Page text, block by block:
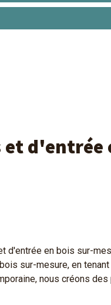
d'entrée
en bois sur-
sur-mesure, en
nous créons